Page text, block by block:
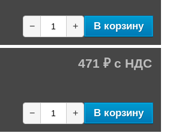
− + В корзину
471 ₽
− + В корзину